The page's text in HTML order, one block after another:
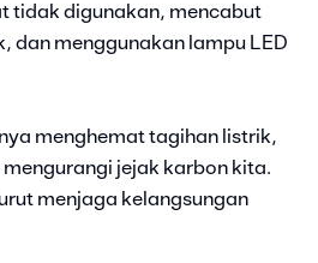
tidak digunakan, mencabut
dan menggunakan lampu LED
menghemat tagihan listrik,
jejak karbon kita.
menjaga kelangsungan